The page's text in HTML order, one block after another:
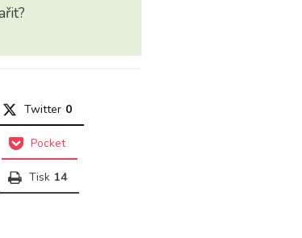
Twitter 0
Pocket
Tisk 14